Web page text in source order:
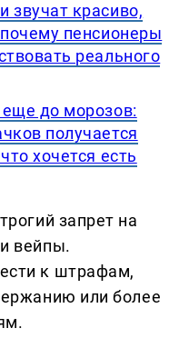
звучат красиво,
пенсионеры
реального
до морозов:
получается
хочется есть
запрет на
вейпы.
к штрафам,
или более